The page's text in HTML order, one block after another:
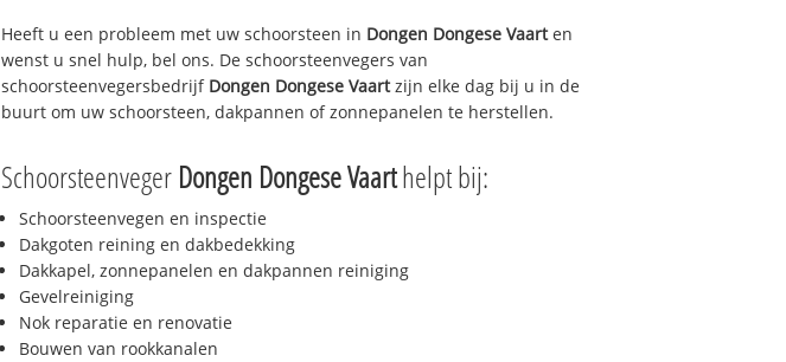
Heeft u een probleem met uw schoorsteen in Dongen Dongese Vaarten
wenst u snel hulp, bel ons. De schoorsteenvegers van
schoorsteenvegersbedrijf Dongen Dongese Vaartzijn elke dag bij u in de
buurt om uw schoorsteen, dakpannen of zonnepanelen te herstellen.
Schoorsteenveger Dongen Dongese Vaarthelpt bij:
Schoorsteenvegen en inspectie
Dakgoten reining en dakbedekking
Dakkapel, zonnepanelen en dakpannen reiniging
Gevelreiniging
Nok reparatie en renovatie
Bouwen van rookkanalen